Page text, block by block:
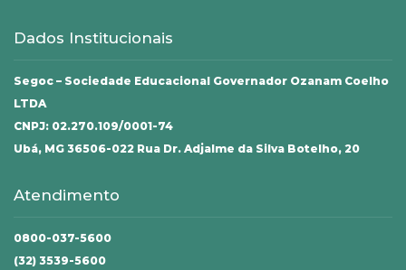
Dados Institucionais
Segoc – Sociedade Educacional Governador Ozanam Coelho
LTDA
CNPJ: 02.270.109/0001-74
Ubá, MG 36506-022 Rua Dr. Adjalme da Silva Botelho, 20
Atendimento
0800-037-5600
(32) 3539-5600